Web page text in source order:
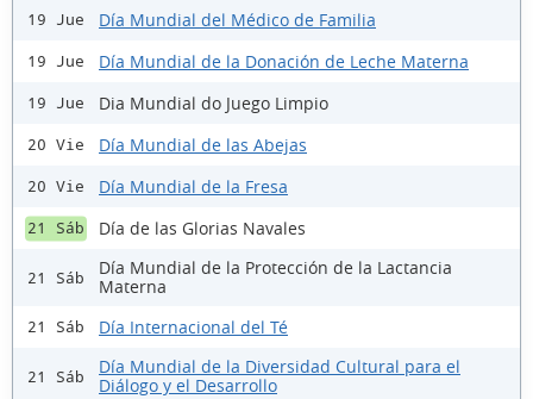
19 Jue Día Mundial del Médico de Familia
19 Jue Día Mundial de la Donación de Leche Materna
19 Jue Dia Mundial do Juego Limpio
20 Vie Día Mundial de las Abejas
20 Vie Día Mundial de la Fresa
21 Sáb Día de las Glorias Navales
21 Sáb
Día Mundial de la Protección de la Lactancia
Materna
21 Sáb Día Internacional del Té
21 Sáb
Día Mundial de la Diversidad Cultural para el
Diálogo y el Desarrollo